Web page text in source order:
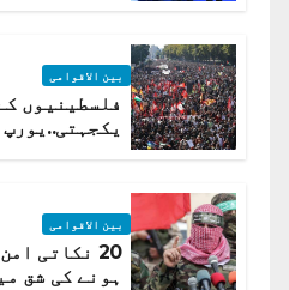
بین الاقوامی
فلسطینیوں
بین الاقوامی
20 نکاتی
ہونے کی شق